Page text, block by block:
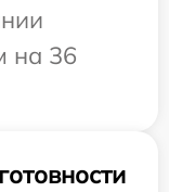
на 36